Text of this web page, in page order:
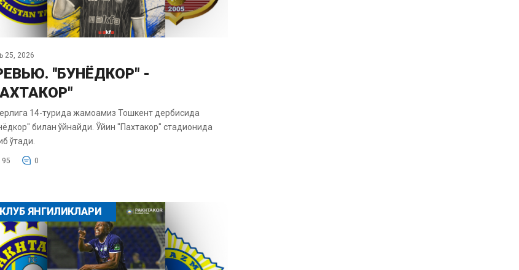
25, 2026
"БУНЁДКОР" -
14-турида жамоамиз Тошкент дербисида
билан ўйнайди. Ўйин "Пахтакор" стадионида
ўтади.
0
КЛУБ ЯНГИЛИКЛАРИ